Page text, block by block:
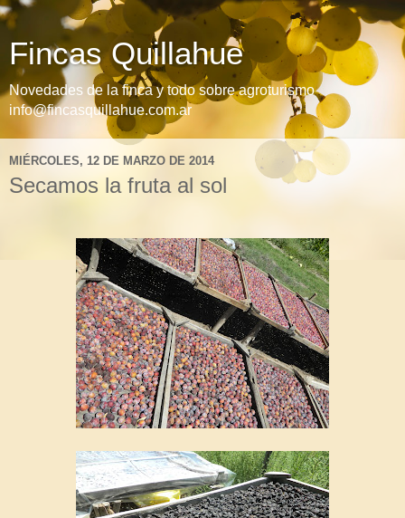
Fincas Quillahue
Novedades de la finca y todo sobre agroturismo
info@fincasquillahue.com.ar
MIÉRCOLES, 12 DE MARZO DE 2014
Secamos la fruta al sol